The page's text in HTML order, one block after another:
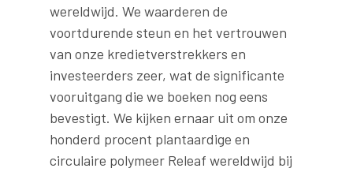
wereldwijd. We waarderen de
voortdurende steun en het vertrouwen
van onze kredietverstrekkers en
investeerders zeer, wat de significante
vooruitgang die we boeken nog eens
bevestigt. We kijken ernaar uit om onze
honderd procent plantaardige en
circulaire polymeer Releaf wereldwijd bij